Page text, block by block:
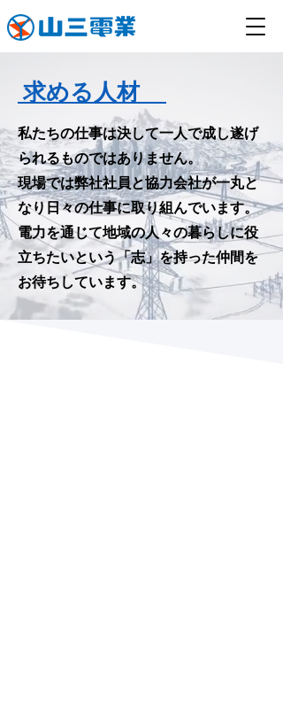
求める人材
私たちの仕事は決して一人で成し遂げ
られるものではありません。
現場では弊社社員と協力会社が一丸と
なり日々の仕事に取り組んでいます。
​電力を通じて地域の人々の暮らしに役
立ちたいという「志」を持った仲間を
お待ちしています。